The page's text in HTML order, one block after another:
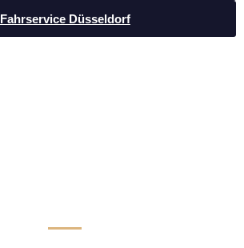
Fahrservice Düsseldorf